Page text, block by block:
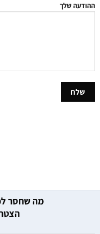
ההודעה שלך
מה שחסר